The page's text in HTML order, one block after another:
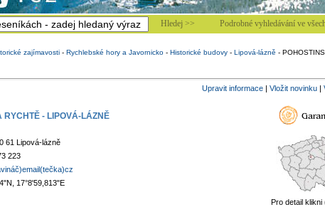
Hledej >> Podrobné vyhledávání ve
zajímavosti- Rychlebské hory a Javornicko- Historické budovy- Lipová-lázně -
Upravit informace| Vložit novinku|
RYCHTĚ - LIPOVÁ-LÁZNĚ
61 Lipová-lázně
223
17°8'59,813"E
Pro detail klikni